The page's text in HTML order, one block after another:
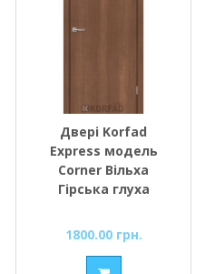
Двері Korfad
Express модель
Corner Вільха
Гірська глуха
1800.00 грн.